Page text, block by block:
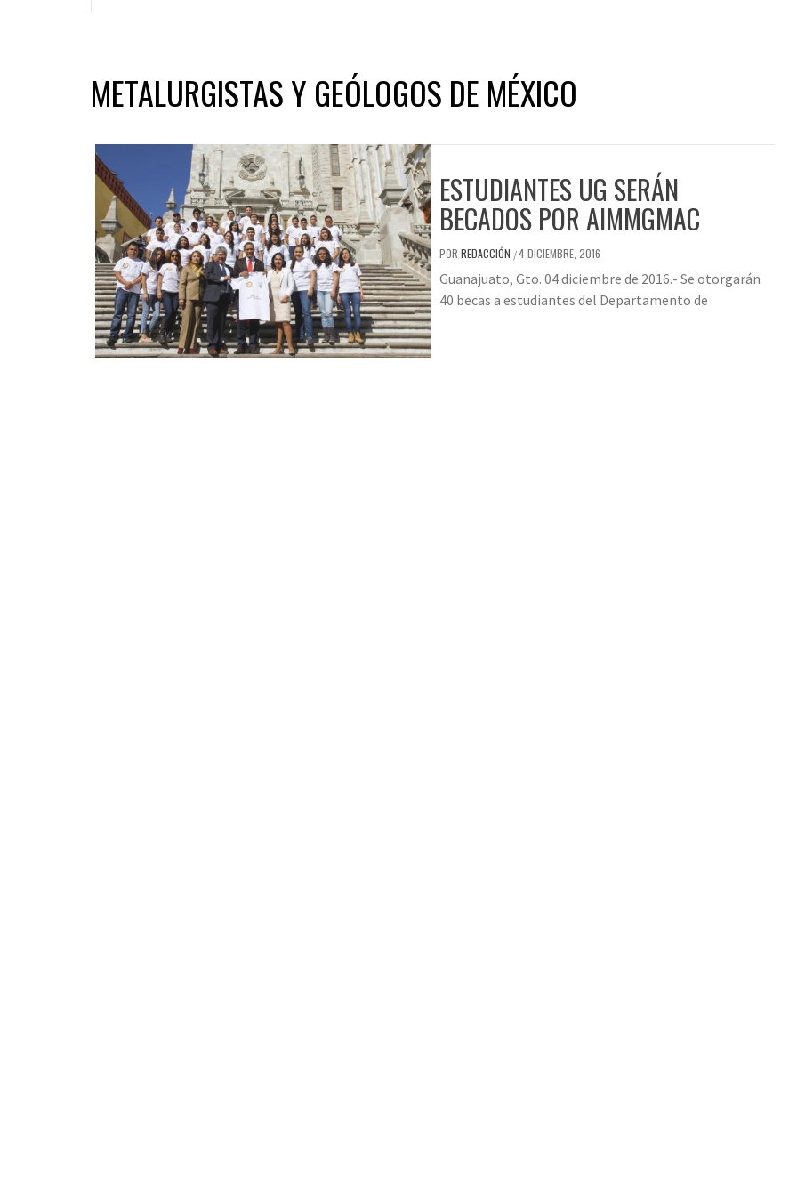
METALURGISTAS Y GEÓLOGOS DE MÉXICO
ESTUDIANTES UG SERÁN
BECADOS POR AIMMGMAC
POR REDACCIÓN /4 DICIEMBRE, 2016
Guanajuato, Gto. 04 diciembre de 2016.- Se otorgarán
40 becas a estudiantes del Departamento de